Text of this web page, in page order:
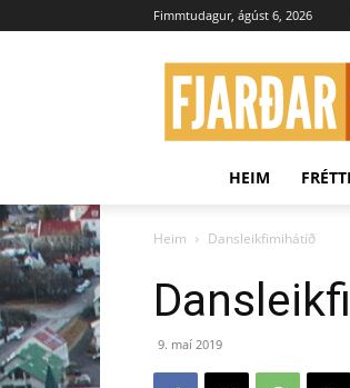
Fimmtudagur, ágúst 6, 2026
HEIM
Heim Dansleikfimihátíð
9. maí 2019